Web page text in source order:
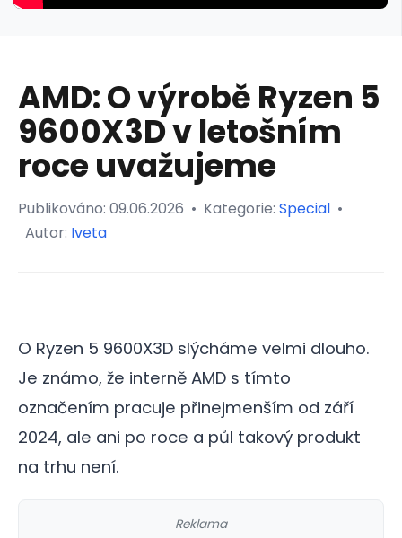
AMD: O výrobě Ryzen 5
9600X3D v letošním
roce uvažujeme
Publikováno: 09.06.2026 • Kategorie: Special •
Autor: Iveta
O Ryzen 5 9600X3D slýcháme velmi dlouho.
Je známo, že interně AMD s tímto
označením pracuje přinejmenším od září
2024, ale ani po roce a půl takový produkt
na trhu není.
Reklama